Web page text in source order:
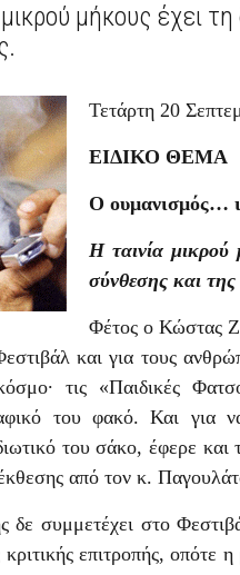
μήκους έχει
Τετάρτη 20
ΕΙΔΙΚΟ ΘΕΜΑ
Ο ουμανισμός…
Η ταινία
σύνθεσης και
Φέτος ο Κώστας
και για τους
τις «Παιδικές
του φακό. Και για
του σάκο, έφερε
από τον κ.
συμμετέχει στο
επιτροπής, οπότε